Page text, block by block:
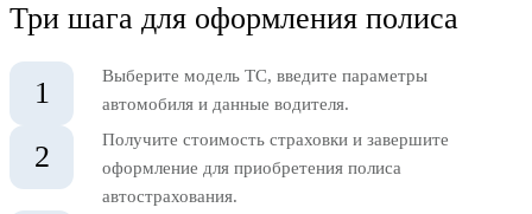
Три шага для оформления полиса
1
Выберите модель ТС, введите параметры
автомобиля и данные водителя.
2
Получите стоимость страховки и завершите
оформление для приобретения полиса
автострахования.